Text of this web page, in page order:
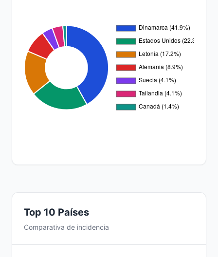
Top 10 Países
Comparativa de incidencia